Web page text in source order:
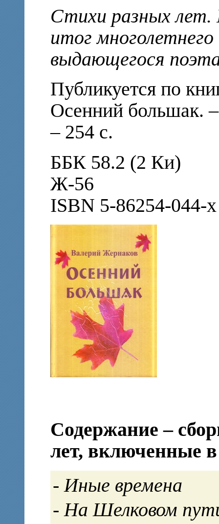
Стихи разных лет.
итог
выдающегося
Публикуется по
Осенний большак.
– 254 с.
ББК 58.2 (2 Ки)
Ж-56
ISBN 5-86254-044-x
Содержание –
лет, включенные
Иные времена
На Шелковом